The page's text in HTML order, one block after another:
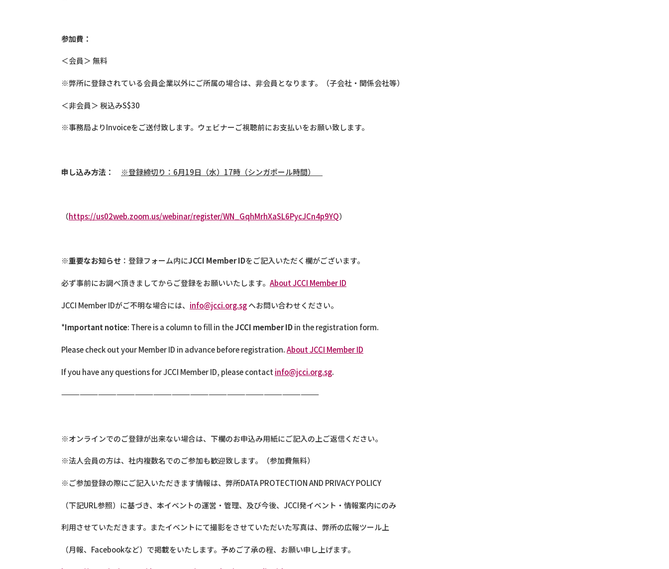
参加費：
＜会員＞ 無料
※弊所に登録されている会員企業以外にご所属の場合は、非会員となります。（子会社・関係会社等）
＜非会員＞ 税込みS$30
※事務局よりInvoiceをご送付致します。ウェビナーご視聴前にお支払いをお願い致します。
申し込み方法： ※登録締切り： 6月19日（水） 17時（シンガポール時間）
（https://us02web.zoom.us/webinar/register/WN_GqhMrhXaSL6PycJCn4p9YQ）
※重要なお知らせ ：登録フォーム内にJCCI Member IDをご記入いただく欄がございます。
必ず事前にお調べ頂きましてからご登録をお願いいたします。 About JCCI Member ID
JCCI Member IDがご不明な場合には、 info@jcci.org.sgへお問い合わせください。
*Important notice: There is a column to fill in theJCCI member IDin the registration form.
Please check out your Member ID in advance before registration.About JCCI Member ID
If you have any questions for JCCI Member ID, please contact info@jcci.org.sg.
——————————————————————————————————————————
※オンラインでのご登録が出来ない場合は、下欄のお申込み用紙にご記入の上ご返信ください。
※法人会員の方は、社内複数名でのご参加も歓迎致します。（参加費無料）
※ご参加登録の際にご記入いただきます情報は、弊所DATA PROTECTION AND PRIVACY POLICY
（下記URL参照）に基づき、本イベントの運営・管理、及び今後、JCCI発イベント・情報案内にのみ
利用させていただきます。またイベントにて撮影をさせていただいた写真は、弊所の広報ツール上
（月報、Facebookなど）で掲載をいたします。予めご了承の程、お願い申し上げます。